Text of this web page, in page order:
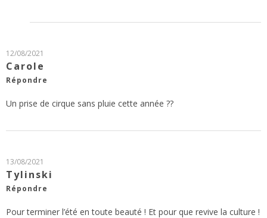
12/08/2021
Carole
Répondre
Un prise de cirque sans pluie cette année ??
13/08/2021
Tylinski
Répondre
Pour terminer l’été en toute beauté ! Et pour que revive la culture !